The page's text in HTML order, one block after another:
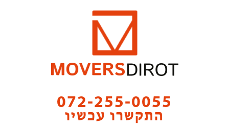
072-255-0055
התקשרו עכשיו